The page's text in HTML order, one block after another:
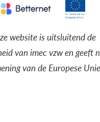
website is uitsluitend de
van imec vzw en geeft
van de Europese